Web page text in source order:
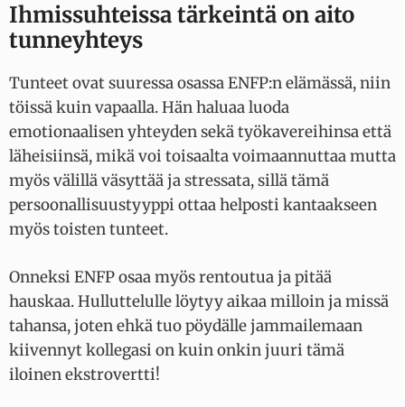
Ihmissuhteissa tärkeintä on aito
tunneyhteys
Tunteet ovat suuressa osassa ENFP:n elämässä, niin
töissä kuin vapaalla. Hän haluaa luoda
emotionaalisen yhteyden sekä työkavereihinsa että
läheisiinsä, mikä voi toisaalta voimaannuttaa mutta
myös välillä väsyttää ja stressata, sillä tämä
persoonallisuustyyppi ottaa helposti kantaakseen
myös toisten tunteet.
Onneksi ENFP osaa myös rentoutua ja pitää
hauskaa. Hulluttelulle löytyy aikaa milloin ja missä
tahansa, joten ehkä tuo pöydälle jammailemaan
kiivennyt kollegasi on kuin onkin juuri tämä
iloinen ekstrovertti!